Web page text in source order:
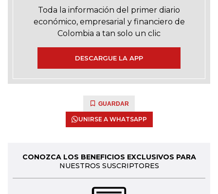
Toda la información del primer diario
económico, empresarial y financiero de
Colombia a tan solo un clic
DESCARGUE LA APP
GUARDAR
UNIRSE A WHATSAPP
CONOZCA LOS BENEFICIOS EXCLUSIVOS PARA
NUESTROS SUSCRIPTORES